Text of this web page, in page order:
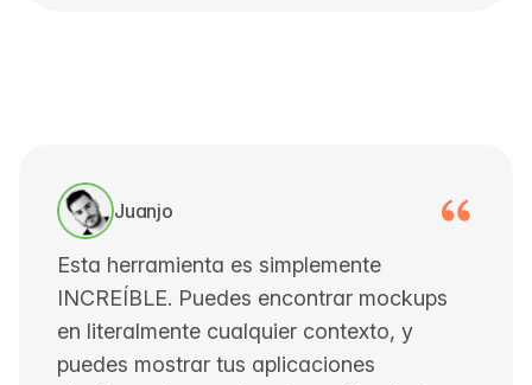
Juanjo
Esta herramienta es simplemente
INCREÍBLE. Puedes encontrar mockups
en literalmente cualquier contexto, y
puedes mostrar tus aplicaciones